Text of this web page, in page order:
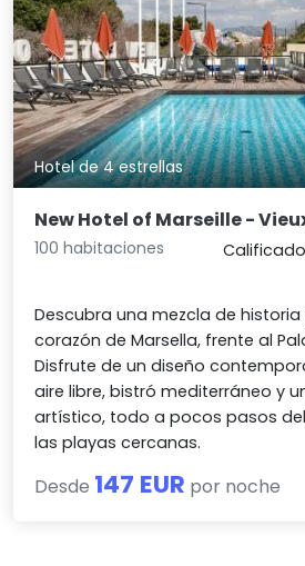
Hotel de 4 estrellas
New Hotel of Marseille -
100 habitaciones
Descubra una mezcla de
corazón de Marsella, frente al
Disfrute de un diseño
aire libre, bistró mediterráneo y
artístico, todo a pocos pasos
las playas cercanas.
Desde 147 EUR por noche